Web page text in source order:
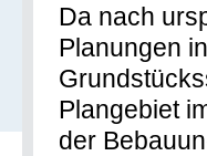
Da nach
Planungen
Plangebiet
der